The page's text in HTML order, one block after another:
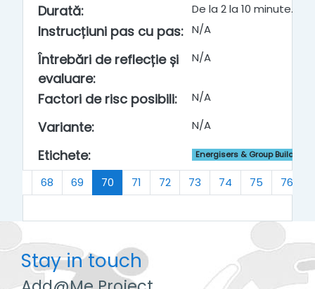
Durată: De la 2 la 10 minute.
Instrucțiuni pas cu pas: N/A
Întrebări de reflecție și
evaluare:
N/A
Factori de risc posibili: N/A
Variante: N/A
Etichete: Energisers & Group Building
68 69 70(current)
71 72 73 74 75 76
Stay in touch